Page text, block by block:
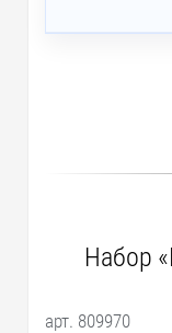
Набор
арт. 809970